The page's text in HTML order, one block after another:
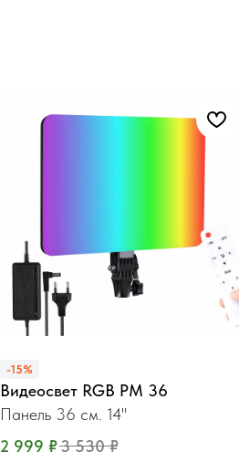
-15%
Видеосвет RGB PM 36
Панель 36 см. 14"
2 999 ₽3 530 ₽